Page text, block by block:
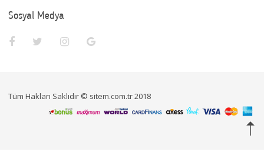
Sosyal Medya
Tüm Hakları Saklıdır © sitem.com.tr 2018